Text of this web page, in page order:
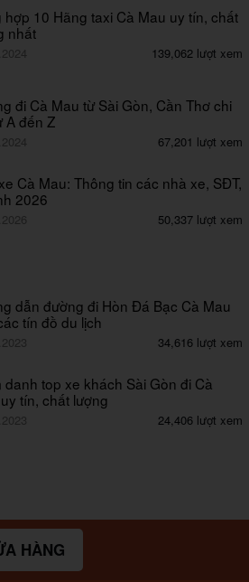
hợp 10 Hãng taxi Cà Mau uy tín, chất
nhất
139,062 lượt xem
đi Cà Mau từ Sài Gòn, Cần Thơ chi
A đến Z
67,201 lượt xem
Cà Mau: Thông tin các nhà xe, SĐT,
2026
50,337 lượt xem
dẫn đường đi Hòn Đá Bạc Cà Mau
tín đồ du lịch
34,616 lượt xem
danh top xe khách Sài Gòn đi Cà
tín, chất lượng
24,406 lượt xem
HÀNG